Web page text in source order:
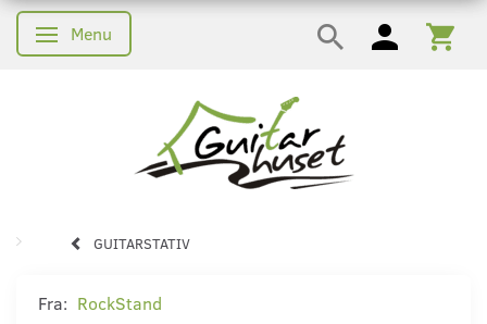
Skifte navigation
Menu
GUITARSTATIV
Fra: RockStand